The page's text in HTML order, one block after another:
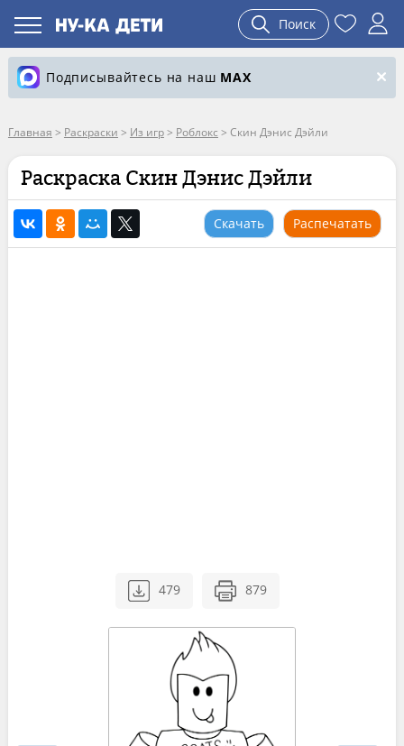
Поиск
Подписывайтесь на наш MAX
Главная > Раскраски > Из игр> Роблокс > Скин Дэнис Дэйли
Раскраска Скин Дэнис Дэйли
Скачать Распечатать
479 879